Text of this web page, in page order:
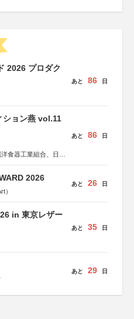
2026 プロダク
あと 86 日
ション燕 vol.11
食器工業組合、日本
あと 86 日
2026
）
あと 26 日
in 東京レザー
あと 35 日
あと 29 日